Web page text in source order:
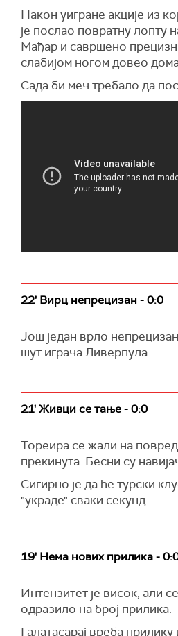
Након уигране акције из
је послао повратну лопту
Мађар и савршено
слабијом ногом довео
Сада би меч требало да
22' Вирц непрецизан - 0:0
Још један врло
шут играча Ливерпула.
21' Живци се тање - 0:0
Тореира се жали на
прекинута. Бесни су
Сигирно је да ће турски
"украде" сваки секунд.
19' Нема нових прилика -
Интензитет је висок, али
одразило на број прилика.
Галатасарај вреба